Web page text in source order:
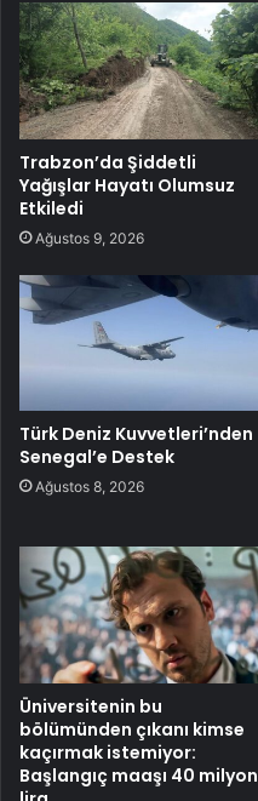
Trabzon’da Şiddetli
Yağışlar Hayatı Olumsuz
Etkiledi
Ağustos 9, 2026
Türk Deniz Kuvvetleri’nden
Senegal’e Destek
Ağustos 8, 2026
Üniversitenin bu
bölümünden çıkanı kimse
kaçırmak istemiyor:
Başlangıç maaşı 40 milyon